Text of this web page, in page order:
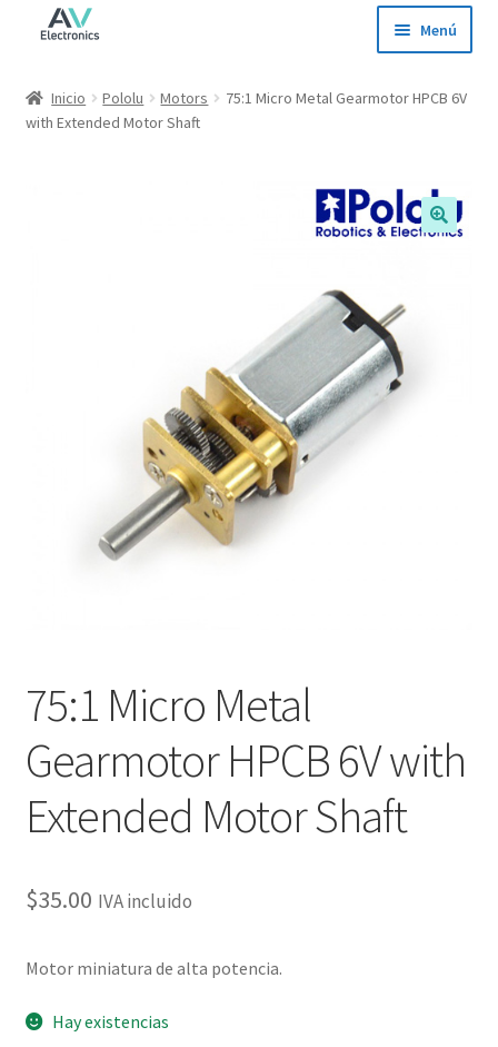
navegación
Menú
Inicio Pololu Motors
75:1 Micro Metal Gearmotor HPCB 6V
with Extended Motor Shaft
75:1 Micro Metal
Gearmotor HPCB 6V with
Extended Motor Shaft
$35.00 IVA incluido
Motor miniatura de alta potencia.
Hay existencias